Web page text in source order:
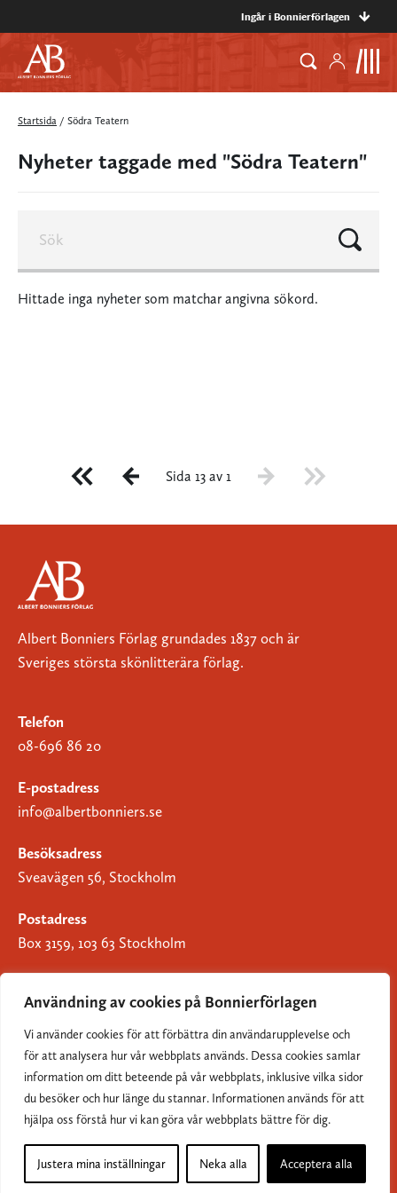
Användning av cookies på Bonnierförlagen
Vi använder cookies för att förbättra din användarupplevelse och
för att analysera hur vår webbplats används. Dessa cookies samlar
information om ditt beteende på vår webbplats, inklusive vilka sidor
du besöker och hur länge du stannar. Informationen används för att
hjälpa oss förstå hur vi kan göra vår webbplats bättre för dig.
Justera mina inställningar Neka alla Acceptera alla
Ingår i Bonnierförlagen
Startsida / Södra Teatern
Nyheter taggade med "Södra Teatern"
Hittade inga nyheter som matchar angivna sökord.
Sida 13 av 1
Albert Bonniers Förlag grundades 1837 och är
Sveriges största skönlitterära förlag.
Telefon
08-696 86 20
E-postadress
info@albertbonniers.se
Besöksadress
Sveavägen 56, Stockholm
Postadress
Box 3159, 103 63 Stockholm
Om Bonnierförlagen
Cookies
Integritetspolicy